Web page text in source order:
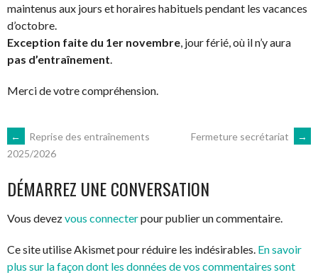
maintenus aux jours et horaires habituels pendant les vacances
d’octobre.
Exception faite du 1er novembre , jour férié, où il n’y aura
pas d’entraînement
Merci de votre compréhension.
NAVIGATION
DES
ARTICLES
←
Reprise des entraînements
2025/2026
Fermeture secrétariat →
DÉMARREZ UNE CONVERSATION
Vous devezvous connecterpour publier un commentaire.
Ce site utilise Akismet pour réduire les indésirables. En savoir
plus sur la façon dont les données de vos commentaires sont